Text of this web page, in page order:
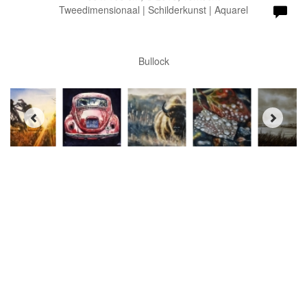
Tweedimensionaal | Schilderkunst | Aquarel
Bullock